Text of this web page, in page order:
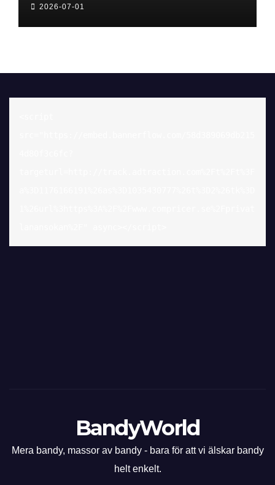
2026-07-01
BandyWorld
Mera bandy, massor av bandy - bara för att vi älskar bandy
helt enkelt.